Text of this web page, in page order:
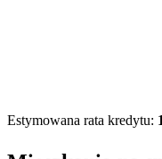
Estymowana rata kredytu: